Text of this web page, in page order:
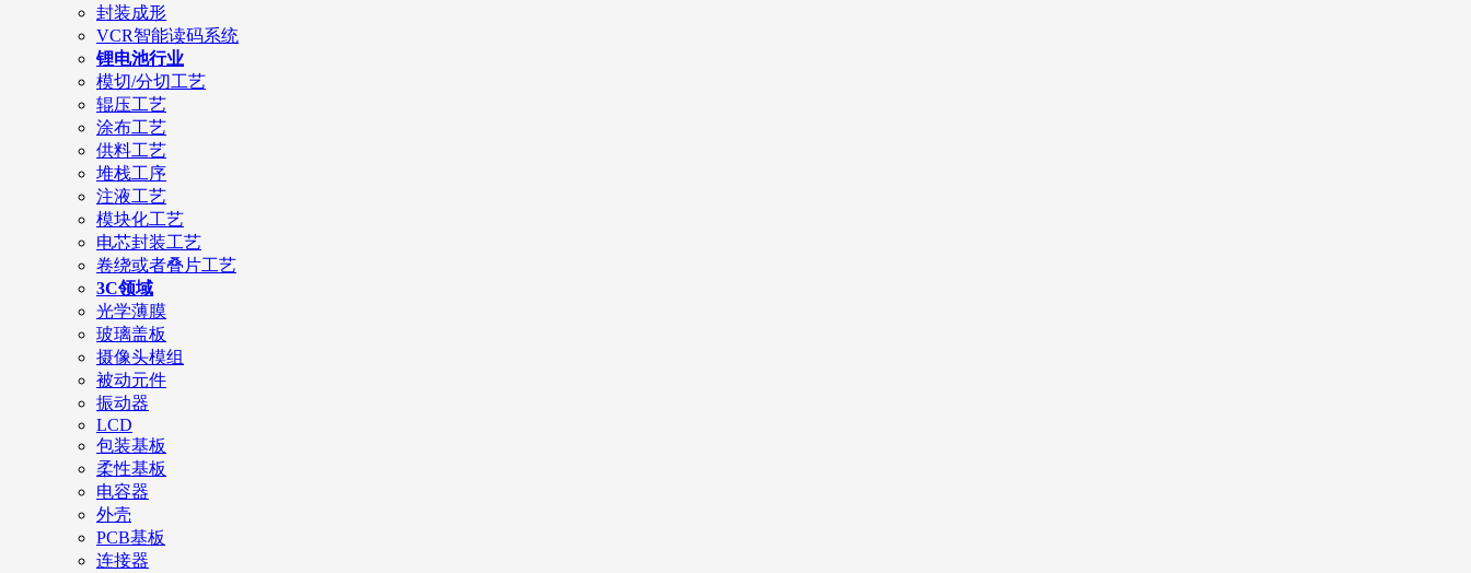
封装成形
VCR智能读码系统
锂电池行业
模切/分切工艺
辊压工艺
涂布工艺
供料工艺
堆栈工序
注液工艺
模块化工艺
电芯封装工艺
卷绕或者叠片工艺
3C领域
光学薄膜
玻璃盖板
摄像头模组
被动元件
振动器
LCD
包装基板
柔性基板
电容器
外壳
PCB基板
连接器